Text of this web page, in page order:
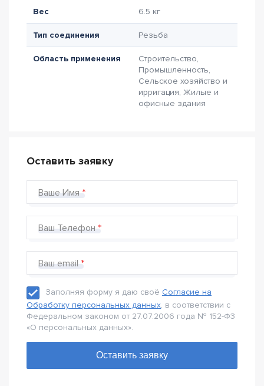
Вес 6.5 кг
Тип соединения Резьба
Область применения
Строительство,
Промышленность,
Сельское хозяйство и
ирригация, Жилые и
офисные здания
Оставить заявку
Ваше Имя
Ваш Телефон
Ваш email
Заполняя форму я даю своё Согласие на
Обработку персональных данных, в соответствии с
Федеральном законом от 27.07.2006 года № 152-Ф3
«О персональных данных».